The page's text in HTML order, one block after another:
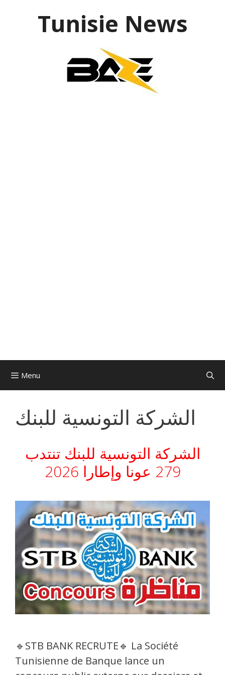
Tunisie News
Menu
الشركة التونسية للبنك
الشركة التونسية للبنك تنتدب
279 عونا وإطارا 2026
🔹STB BANK RECRUTE🔹 La Société
Tunisienne de Banque lance un